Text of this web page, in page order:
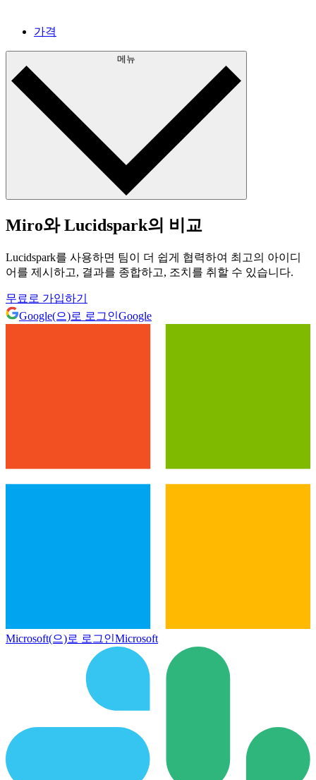
가격
메뉴
Miro와 Lucidspark의 비교
Lucidspark를 사용하면 팀이 더 쉽게 협력하여 최고의 아이디
어를 제시하고, 결과를 종합하고, 조치를 취할 수 있습니다.
무료로 가입하기
Google(으)로 로그인Google
Microsoft(으)로 로그인Microsoft